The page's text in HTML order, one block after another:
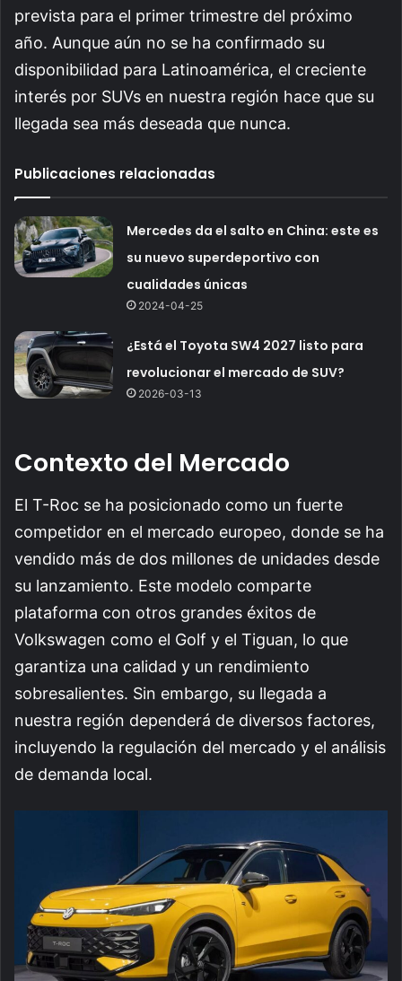
prevista para el primer trimestre del próximo
año. Aunque aún no se ha confirmado su
disponibilidad para Latinoamérica, el creciente
interés por SUVs en nuestra región hace que su
llegada sea más deseada que nunca.
Publicaciones relacionadas
Mercedes da el salto en China: este es
su nuevo superdeportivo con
cualidades únicas
2024-04-25
¿Está el Toyota SW4 2027 listo para
revolucionar el mercado de SUV?
2026-03-13
Contexto del Mercado
El T-Roc se ha posicionado como un fuerte
competidor en el mercado europeo, donde se ha
vendido más de dos millones de unidades desde
su lanzamiento. Este modelo comparte
plataforma con otros grandes éxitos de
Volkswagen como el Golf y el Tiguan, lo que
garantiza una calidad y un rendimiento
sobresalientes. Sin embargo, su llegada a
nuestra región dependerá de diversos factores,
incluyendo la regulación del mercado y el análisis
de demanda local.